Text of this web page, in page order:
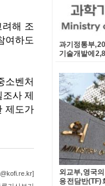
과기정통부,
기술개발에
외교부, 영국
응 전담반(TF)